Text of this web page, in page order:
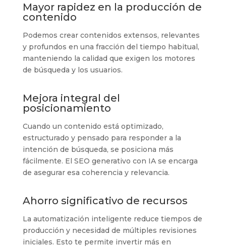
Mayor rapidez en la producción de
contenido
Podemos crear contenidos extensos, relevantes
y profundos en una fracción del tiempo habitual,
manteniendo la calidad que exigen los motores
de búsqueda y los usuarios.
Mejora integral del
posicionamiento
Cuando un contenido está optimizado,
estructurado y pensado para responder a la
intención de búsqueda, se posiciona más
fácilmente. El SEO generativo con IA se encarga
de asegurar esa coherencia y relevancia.
Ahorro significativo de recursos
La automatización inteligente reduce tiempos de
producción y necesidad de múltiples revisiones
iniciales. Esto te permite invertir más en